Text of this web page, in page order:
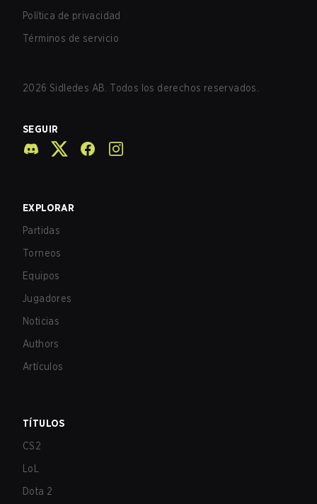
Política de privacidad
Términos de servicio
2026 Sidledes AB. Todos los derechos reservados.
SEGUIR
EXPLORAR
Partidas
Torneos
Equipos
Jugadores
Noticias
Authors
Artículos
TÍTULOS
CS2
LoL
Dota 2